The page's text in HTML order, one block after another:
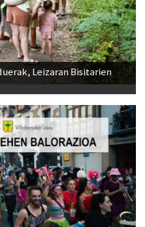
Leizaran Bisitarien